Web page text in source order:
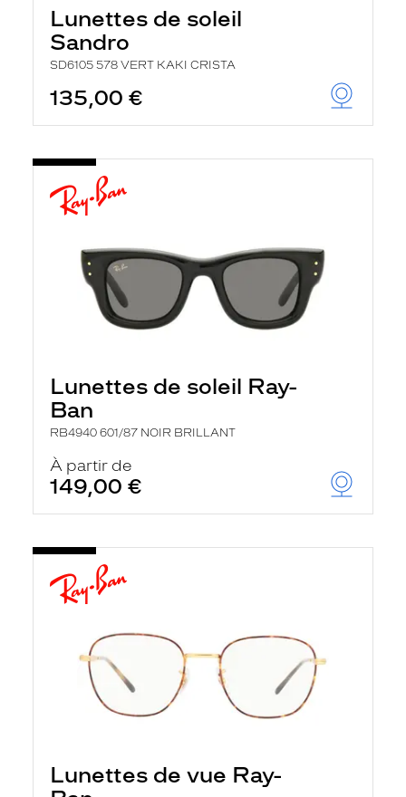
Lunettes de soleil
Sandro
SD6105 578 VERT KAKI CRISTA
135,00 €
Lunettes de soleil Ray-
Ban
RB4940 601/87 NOIR BRILLANT
À partir de
149,00 €
Lunettes de vue Ray-